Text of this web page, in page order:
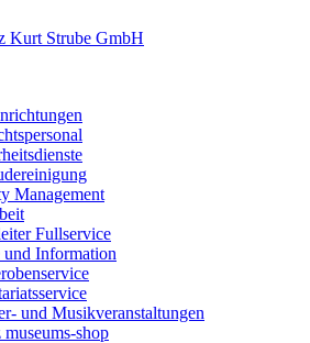
Management
Fullservice
und Information
und Musikveranstaltungen
shop